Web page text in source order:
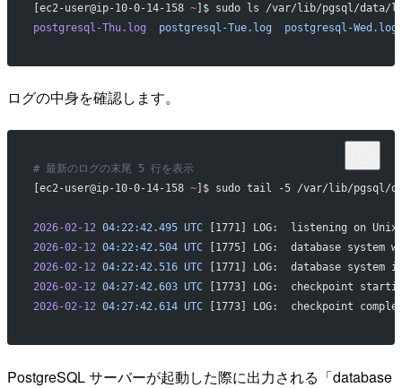
[ec2-user@ip-10-0-14-158 ~]$ sudo ls /var/lib/pgsql/data/
postgresql-Thu.log
  postgresql-Tue.log
	postgresql-Wed.log
ログの中身を確認します。
# 最新のログの末尾 5 行を表示
[ec2-user@ip-10-0-14-158 ~]$ sudo tail -5 /var/lib/pgsql/
2026-02-12 04:22:42.495 UTC [1771] LOG:  listening on
2026-02-12 04:22:42.504 UTC [1775] LOG:  database system
2026-02-12 04:22:42.516 UTC [1771] LOG:  database system
2026-02-12 04:27:42.603 UTC [1773] LOG:  checkpoint
2026-02-12 04:27:42.614 UTC [1773] LOG:  checkpoint
PostgreSQL サーバーが起動した際に出力される「database